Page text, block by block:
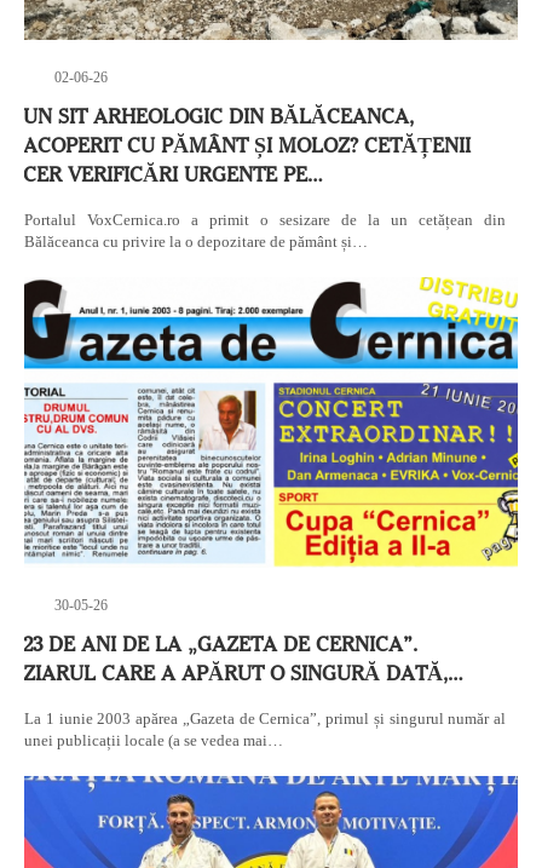
02-06-26
UN SIT ARHEOLOGIC DIN BĂLĂCEANCA,
ACOPERIT CU PĂMÂNT ȘI MOLOZ? CETĂȚENII
CER VERIFICĂRI URGENTE PE…
Portalul VoxCernica.ro a primit o sesizare de la un cetățean din
Bălăceanca cu privire la o depozitare de pământ și…
30-05-26
23 DE ANI DE LA „GAZETA DE CERNICA”.
ZIARUL CARE A APĂRUT O SINGURĂ DATĂ,…
La 1 iunie 2003 apărea „Gazeta de Cernica”, primul și singurul număr al
unei publicații locale (a se vedea mai…